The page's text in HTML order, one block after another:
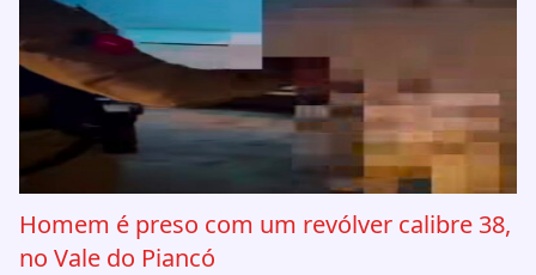
Homem é preso com um revólver calibre 38,
no Vale do Piancó